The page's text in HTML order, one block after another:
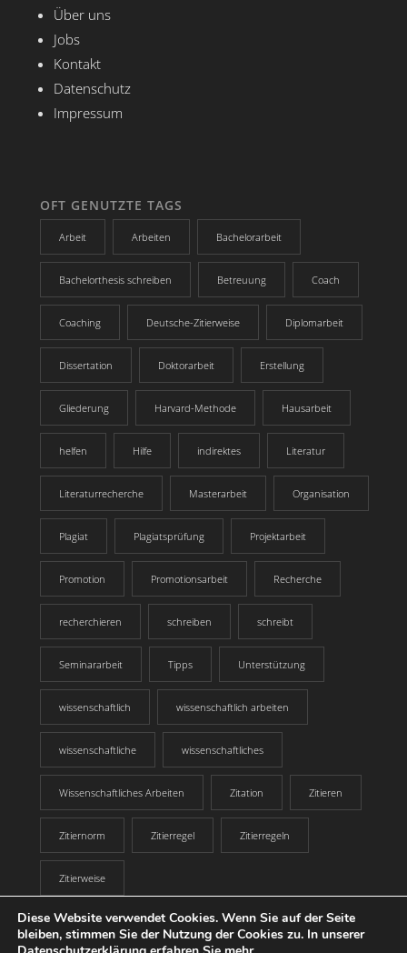
Über uns
Jobs
Kontakt
Datenschutz
Impressum
OFT GENUTZTE TAGS
Arbeit Arbeiten Bachelorarbeit
Bachelorthesis schreiben Betreuung Coach
Coaching Deutsche-Zitierweise Diplomarbeit
Dissertation Doktorarbeit Erstellung
Gliederung Harvard-Methode Hausarbeit
helfen Hilfe indirektes Literatur
Literaturrecherche Masterarbeit Organisation
Plagiat Plagiatsprüfung Projektarbeit
Promotion Promotionsarbeit Recherche
recherchieren schreiben schreibt
Seminararbeit Tipps Unterstützung
wissenschaftlich wissenschaftlich arbeiten
wissenschaftliche wissenschaftliches
Wissenschaftliches Arbeiten Zitation Zitieren
Zitiernorm Zitierregel Zitierregeln
Zitierweise
© Copyright - Express-Korrektur.de/.ch/.at - ein Service der Mentorium
Diese Website verwendet Cookies. Wenn Sie auf der Seite
bleiben, stimmen Sie der Nutzung der Cookies zu. In unserer